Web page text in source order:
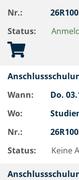
Nr.:
Status:
Wann:
Do.
Wo:
Nr.:
Status:
Keine